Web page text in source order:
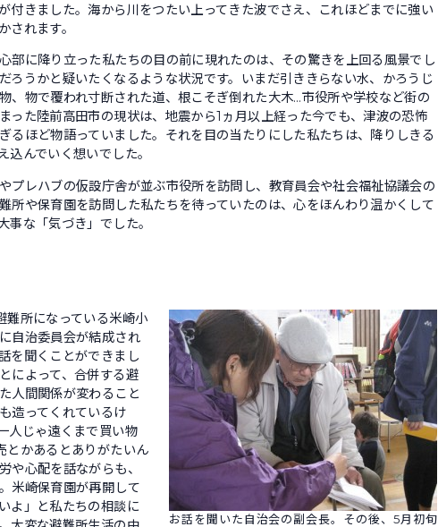
付きました。海から川をつたい上ってきた波でさえ、これほどまでに強い
されます。
部に降り立った私たちの目の前に現れたのは、その驚きを上回る風景でし
ろうかと疑いたくなるような状況です。いまだ引ききらない水、かろうじ
、物で覆われ寸断された道、根こそぎ倒れた大木…市役所や学校など街の
った陸前高田市の現状は、地震から1ヵ月以上経った今でも、津波の恐怖
るほど物語っていました。それを目の当たりにした私たちは、降りしきる
込んでいく想いでした。
プレハブの仮設庁舎が並ぶ市役所を訪問し、教育員会や社会福祉協議会の
所や保育園を訪問した私たちを待っていたのは、心をほんわり温かくして
事な「気づき」でした。
お話を聞いた自治会の副会長。その後、5月初旬
所になっている米崎小
自治委員会が結成され
を聞くことができまし
によって、合併する避
人間関係が変わること
造ってくれているけ
人じゃ遠くまで買い物
とかあるとありがたいん
や心配を話ながらも、
米崎保育園が再開して
よ」と私たちの相談に